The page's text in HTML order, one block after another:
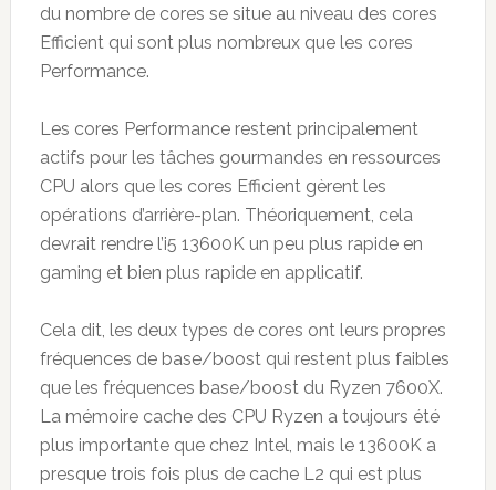
du nombre de cores se situe au niveau des cores
Efficient qui sont plus nombreux que les cores
Performance.
Les cores Performance restent principalement
actifs pour les tâches gourmandes en ressources
CPU alors que les cores Efficient gèrent les
opérations d’arrière-plan. Théoriquement, cela
devrait rendre l’i5 13600K un peu plus rapide en
gaming et bien plus rapide en applicatif.
Cela dit, les deux types de cores ont leurs propres
fréquences de base/boost qui restent plus faibles
que les fréquences base/boost du Ryzen 7600X.
La mémoire cache des CPU Ryzen a toujours été
plus importante que chez Intel, mais le 13600K a
presque trois fois plus de cache L2 qui est plus